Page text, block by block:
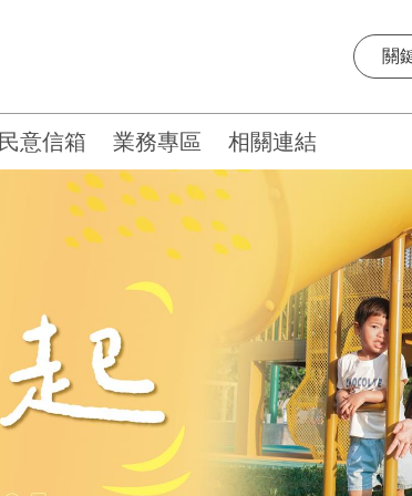
民意信箱 業務專區 相關連結